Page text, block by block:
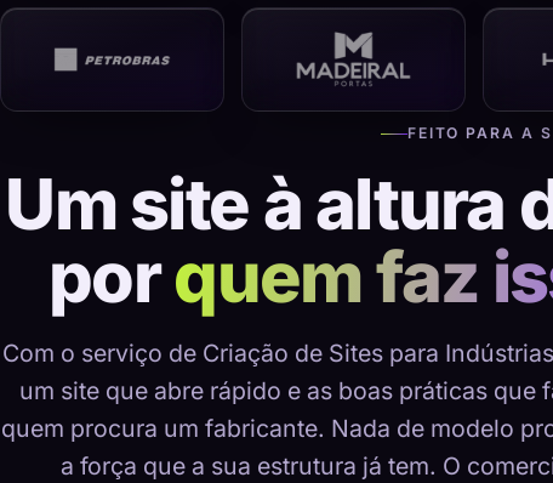
FEITO PARA A
Um site à altura
porquem faz
Com o serviço de Criação de Sites para
um site que abre rápido e as boas práticas
quem procura um fabricante. Nada de modelo
a força que a sua estrutura já tem. O